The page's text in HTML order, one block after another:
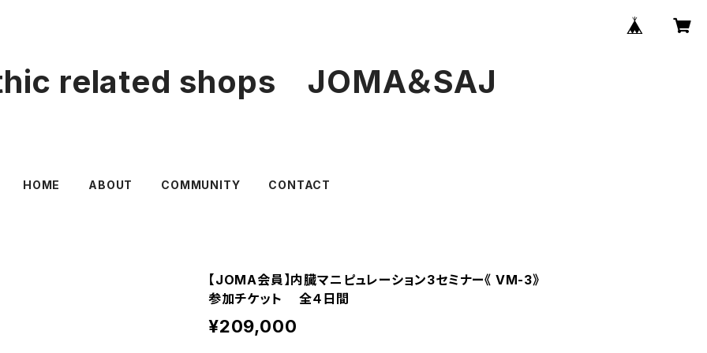
related shops JOMA＆SAJ
HOME ABOUT COMMUNITY CONTACT
【JOMA会員】内臓マニピュレーション3セミナー《 VM-3》
参加チケット 全４日間
¥209,000